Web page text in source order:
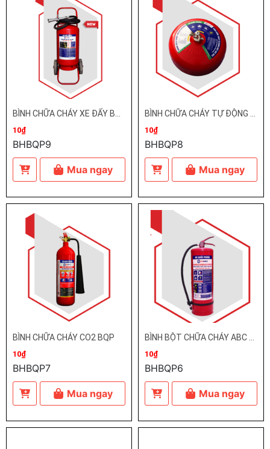
10₫
BHBQP9
Mua ngay
10₫
BHBQP8
Mua ngay
BÌNH CHỮA CHÁY CO2 BQP
10₫
BHBQP7
Mua ngay
10₫
BHBQP6
Mua ngay